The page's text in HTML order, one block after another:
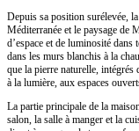
Depuis sa position surélevée,
Méditerranée et le paysage de
d’espace et de luminosité dans
dans les murs blanchis à la
que la pierre naturelle,
à la lumière, aux espaces
La partie principale de la
salon, la salle à manger et la